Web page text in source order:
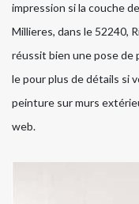
impression si la couche
Millieres, dans le 52240,
réussit bien une pose de
le pour plus de détails si
peinture sur murs
web.